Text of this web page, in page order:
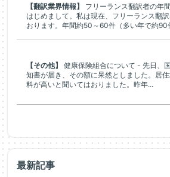
最新記事
【翻訳業界情報】
フリーランス翻訳者の年
はじめまして。私は現在、フリーランス翻
おります。年間約50～60件（多い年で約90
【その他】
健康保険組合について - 先日、
知書が届き、その額に呆然としました。居
料が高いと聞いてはおりました。昨年...